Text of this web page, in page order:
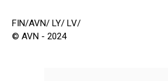
FIN/AVN/ LY/ LV/
© AVN - 2024